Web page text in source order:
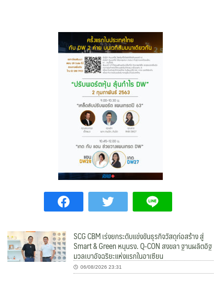
SCG CBM เร่งยกระดับแข่งขันธุรกิจวัสดุก่อสร้าง สู่
Smart & Green หนุนรง. Q-CON สงขลา ฐานผลิตอิฐ
มวลเบาอัจฉริยะแห่งแรกในอาเซียน
06/08/2026 23:31